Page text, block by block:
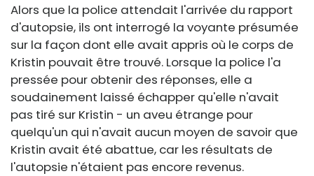
Alors que la police attendait l'arrivée du rapport
d'autopsie, ils ont interrogé la voyante présumée
sur la façon dont elle avait appris où le corps de
Kristin pouvait être trouvé. Lorsque la police l'a
pressée pour obtenir des réponses, elle a
soudainement laissé échapper qu'elle n'avait
pas tiré sur Kristin - un aveu étrange pour
quelqu'un qui n'avait aucun moyen de savoir que
Kristin avait été abattue, car les résultats de
l'autopsie n'étaient pas encore revenus.